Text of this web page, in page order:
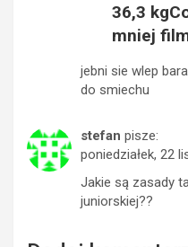
36,3
mniej
jebni sie wlep
do smiechu
stefan pisze:
poniedziałek, 22
Jakie są zasady
juniorskiej??